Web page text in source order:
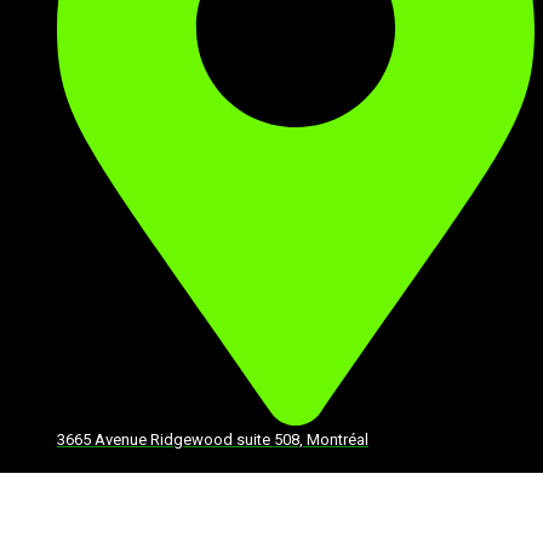
3665 Avenue Ridgewood suite 508, Montréal